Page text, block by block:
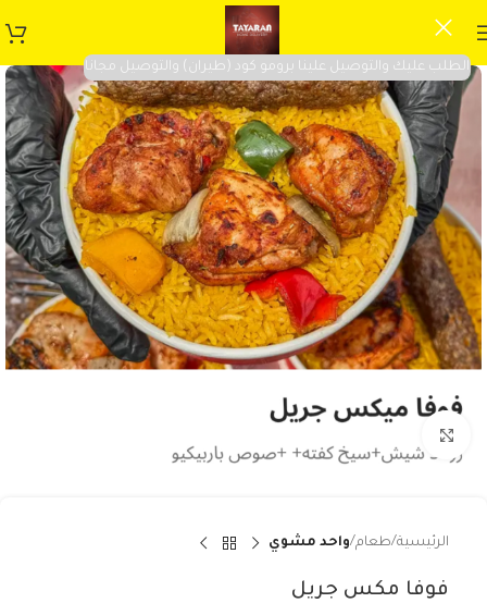
الطلب عليك والتوصيل علينا برومو كود (طيران) والتوصيل مجانا
الرئيسية طعام واحد مشوي
فوفا مكس جريل